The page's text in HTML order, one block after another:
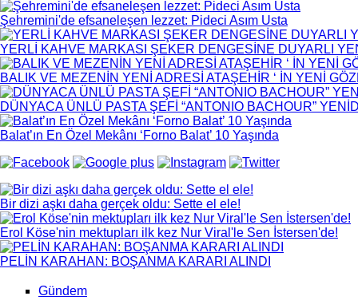
Şehremini'de efsaneleşen lezzet: Pideci Asım Usta
YERLİ KAHVE MARKASI ŞEKER DENGESİNE DUYARLI
BALIK VE MEZENİN YENİ ADRESİ ATAŞEHİR ‘ İN YENİ
DÜNYACA ÜNLÜ PASTA ŞEFİ “ANTONIO BACHOUR”
Balat’ın En Özel Mekânı ‘Forno Balat’ 10 Yaşında
Bir dizi aşkı daha gerçek oldu: Sette el ele!
Erol Köse'nin mektupları ilk kez Nur Viral'le Sen İstersen'de!
PELİN KARAHAN: BOŞANMA KARARI ALINDI
Gündem